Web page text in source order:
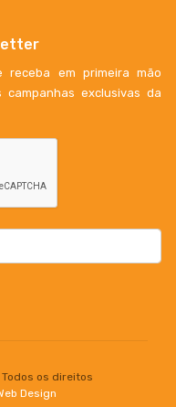
receba em primeira mão
exclusivas da
os direitos
Design